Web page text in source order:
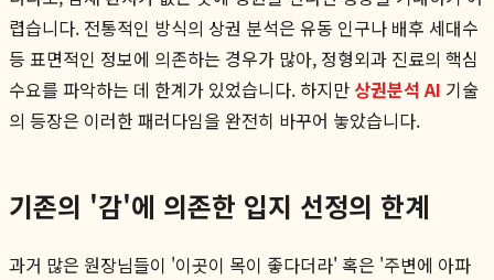
렵습니다. 전통적인 방식의 상권 분석은 유동 인구나 배후 세대수
등 표면적인 정보에 의존하는 경우가 많아, 정형외과 진료의 핵심
수요를 파악하는 데 한계가 있었습니다. 하지만 상권분석 AI 기술
의 등장은 이러한 패러다임을 완전히 바꾸어 놓았습니다.
기존의 '감'에 의존한 입지 선정의 한계
과거 많은 원장님들이 '이곳이 목이 좋다더라' 혹은 '주변에 아파